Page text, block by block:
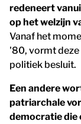
redeneert
op het welzijn
Vanaf het
'80, vormt deze
politiek besluit.
Een andere
patriarchale
democratie die